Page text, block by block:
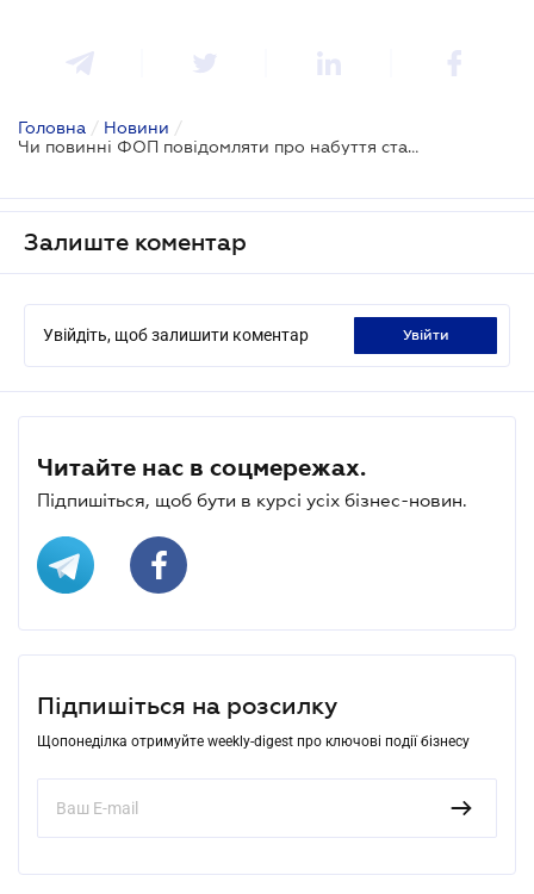
Головна / Новини /
Чи повинні ФОП повідомляти про набуття статусу пенсіонера або особи з інвалідністю
Залиште коментар
Увійдіть, щоб залишити коментар увійти
Читайте нас в соцмережах.
Підпишіться, щоб бути в курсі усіх бізнес-новин.
Підпишіться на розсилку
Щопонеділка отримуйте weekly-digest про ключові події бізнесу